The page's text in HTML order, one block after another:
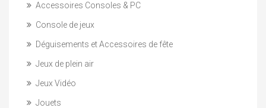
Accessoires Consoles & PC
Console de jeux
Déguisements et Accessoires de fête
Jeux de plein air
Jeux Vidéo
Jouets